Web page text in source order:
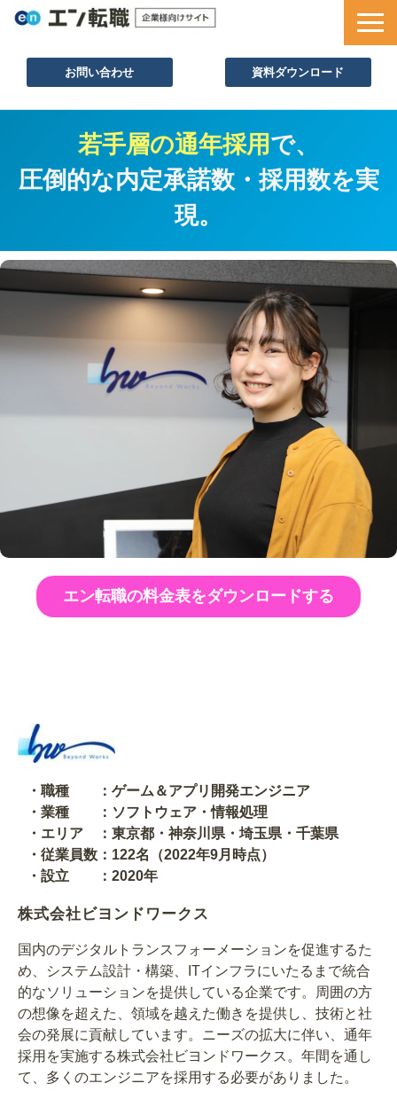
お問い合わせ 資料ダウンロード
採用ノウハウ
採用事例
セミナー情報
若手層の通年採用 で、
圧倒的な内定承諾数・採用数を実
現。
エン転職の料金表をダウンロードする
・職種 ：ゲーム＆アプリ開発エンジニア
・業種 ：ソフトウェア・情報処理
・エリア ：東京都・神奈川県・埼玉県・千葉県
・従業員数：122名（2022年9月時点）
・設立 ：2020年
株式会社ビヨンドワークス
国内のデジタルトランスフォーメーションを促進するた
め、システム設計・構築、ITインフラにいたるまで統合
的なソリューションを提供している企業です。周囲の方
の想像を超えた、領域を越えた働きを提供し、技術と社
会の発展に貢献しています。ニーズの拡大に伴い、通年
採用を実施する株式会社ビヨンドワークス。年間を通し
て、多くのエンジニアを採用する必要がありました。